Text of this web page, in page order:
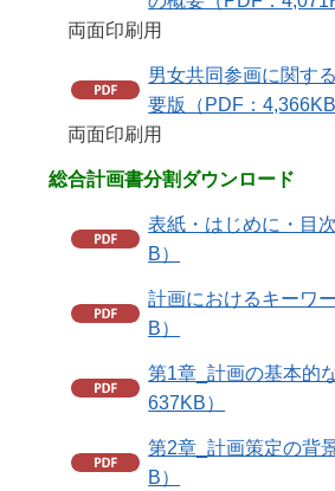
両面印刷用
男女共同参画に関す
要版（PDF：4,366KB
両面印刷用
総合計画書分割ダウンロード
表紙・はじめに・目
B）
計画におけるキーワ
B）
第1章_計画の基本的
637KB）
第2章_計画策定の背
B）